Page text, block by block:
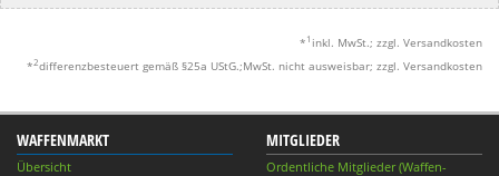
* 1 inkl. MwSt.; zzgl. Versandkosten
*2differenzbesteuert gemäß §25a UStG.;MwSt. nicht ausweisbar; zzgl. Versandkosten
WAFFENMARKT
Übersicht
MITGLIEDER
Ordentliche Mitglieder (Waffen-